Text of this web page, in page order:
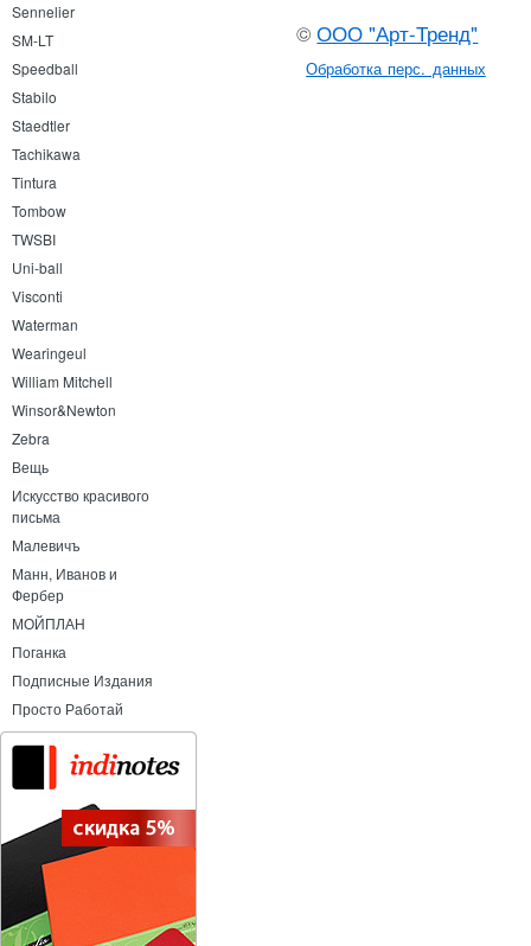
Sennelier
SM-LT
Speedball
Stabilo
Staedtler
Tachikawa
Tintura
Tombow
TWSBI
Uni-ball
Visconti
Waterman
Wearingeul
William Mitchell
Winsor&Newton
Zebra
Вещь
Искусство красивого
письма
Малевичъ
Манн, Иванов и
Фербер
МОЙПЛАН
Поганка
Подписные Издания
Просто Работай
©ООО "Арт-Тренд"
Обработка перс. данных